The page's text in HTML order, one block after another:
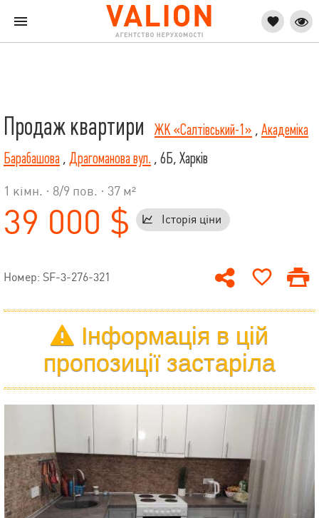
Продаж квартири ЖК «Салтівський-1» , Академіка
Барабашова , Драгоманова вул. , 6Б, Харків
1 кімн. · 8/9 пов. · 37 м²
39 000 $ Історія ціни
Номер: SF-3-276-321
Інформація в цій
пропозиції застаріла